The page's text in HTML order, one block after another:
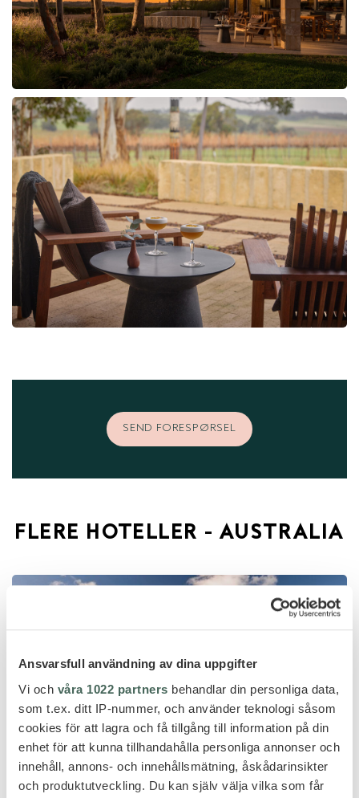
Ansvarsfull användning av dina uppgifter
Vi och våra 1022 partners behandlar din personliga data,
som t.ex. ditt IP-nummer, och använder teknologi såsom
cookies för att lagra och få tillgång till information på din
enhet för att kunna tillhandahålla personliga annonser och
innehåll, annons- och innehållsmätning, åskådarinsikter
och produktutveckling. Du kan själv välja vilka som får
SEND FORESPØRSEL
FLERE HOTELLER - AUSTRALIA